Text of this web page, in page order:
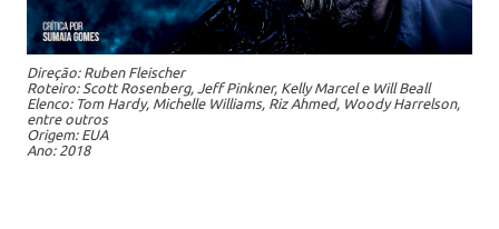
Direção: Ruben Fleischer
Roteiro: Scott Rosenberg, Jeff Pinkner, Kelly Marcel e Will Beall
Elenco: Tom Hardy, Michelle Williams, Riz Ahmed, Woody Harrelson,
entre outros
Origem: EUA
Ano: 2018